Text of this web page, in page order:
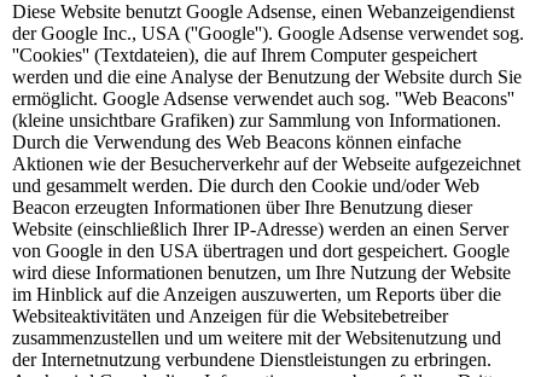
Diese Website benutzt Google Adsense, einen Webanzeigendienst
der Google Inc., USA (''Google''). Google Adsense verwendet sog.
''Cookies'' (Textdateien), die auf Ihrem Computer gespeichert
werden und die eine Analyse der Benutzung der Website durch Sie
ermöglicht. Google Adsense verwendet auch sog. ''Web Beacons''
(kleine unsichtbare Grafiken) zur Sammlung von Informationen.
Durch die Verwendung des Web Beacons können einfache
Aktionen wie der Besucherverkehr auf der Webseite aufgezeichnet
und gesammelt werden. Die durch den Cookie und/oder Web
Beacon erzeugten Informationen über Ihre Benutzung dieser
Website (einschließlich Ihrer IP-Adresse) werden an einen Server
von Google in den USA übertragen und dort gespeichert. Google
wird diese Informationen benutzen, um Ihre Nutzung der Website
im Hinblick auf die Anzeigen auszuwerten, um Reports über die
Websiteaktivitäten und Anzeigen für die Websitebetreiber
zusammenzustellen und um weitere mit der Websitenutzung und
der Internetnutzung verbundene Dienstleistungen zu erbringen.